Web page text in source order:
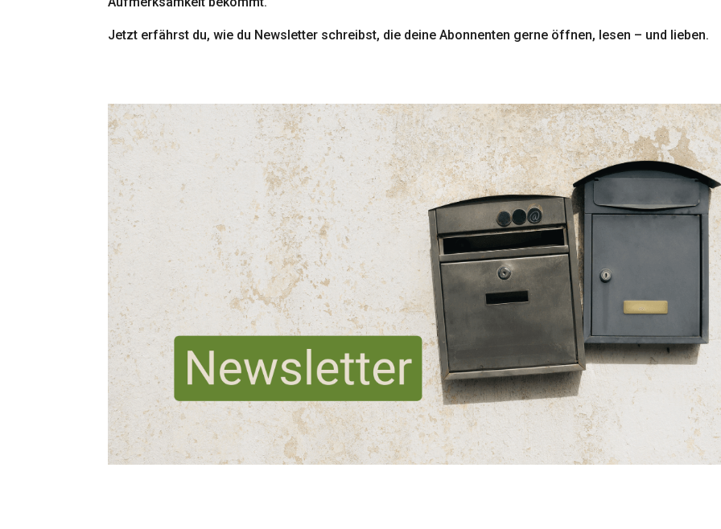
Jetzt erfährst du, wie du Newsletter schreibst, die deine Abonnenten gerne öffnen, lesen – und lieben.